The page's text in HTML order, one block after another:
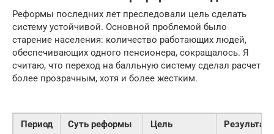
Реформы последних лет преследовали цель сделать
систему устойчивой. Основной проблемой было
старение населения: количество работающих людей,
обеспечивающих одного пенсионера, сокращалось. Я
считаю, что переход на балльную систему сделал расчет
более прозрачным, хотя и более жестким.
Период Суть реформы Цель
Результат